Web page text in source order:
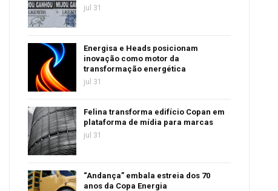
jul 31
Energisa e Heads posicionam
inovação como motor da
transformação energética
jul 31
Felina transforma edifício Copan em
plataforma de mídia para marcas
jul 31
“Andança” embala estreia dos 70
anos da Copa Energia